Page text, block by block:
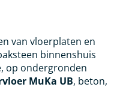
van vloerplaten en
binnenshuis
op ondergronden
MuKa UB, beton,